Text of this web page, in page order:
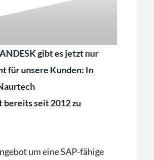
gibt es jetzt nur
für unsere Kunden: In
seit 2012 zu
um eine SAP-fähige